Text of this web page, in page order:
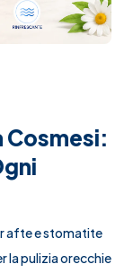
Cosmesi:
afte e stomatite
la pulizia orecchie